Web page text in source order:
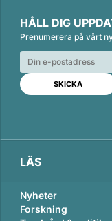
n
k
e
d
n
c
e
b
o
o
k
a
i
l
HÅLL DIG
Prenumerera på vårt
LÄS
Nyheter
Forskning